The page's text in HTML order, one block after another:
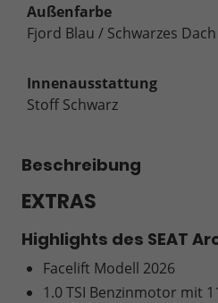
Außenfarbe
Fjord Blau / Schwarzes Dach
Innenausstattung
Stoff Schwarz
Beschreibung
EXTRAS
Highlights des SEAT
Facelift Modell 2026
1.0 TSI Benzinmotor mit